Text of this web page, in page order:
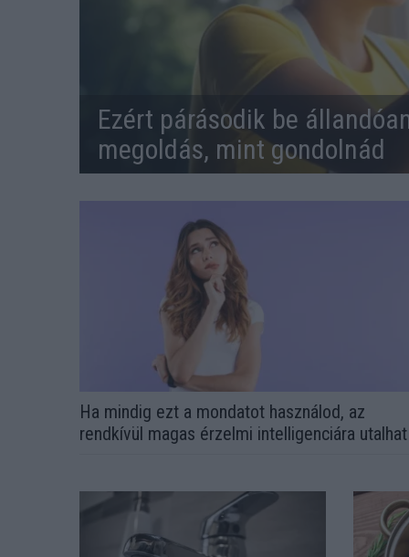
Ezért párásodik be
megoldás, mint gondolnád
Ha mindig ezt a mondatot használod, az
rendkívül magas érzelmi intelligenciára utalhat